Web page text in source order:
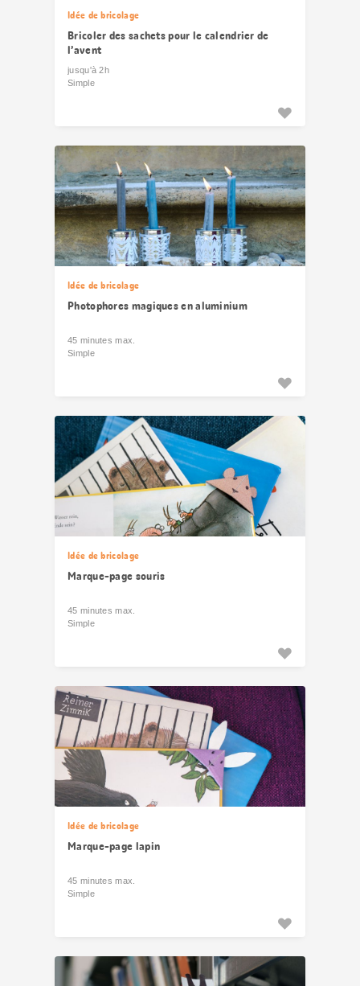
Idée de bricolage
Bricoler des sachets pour le calendrier de
l’avent
jusqu'à 2h
Simple
Idée de bricolage
Photophores magiques en aluminium
45 minutes max.
Simple
Idée de bricolage
Marque-page souris
45 minutes max.
Simple
Idée de bricolage
Marque-page lapin
45 minutes max.
Simple